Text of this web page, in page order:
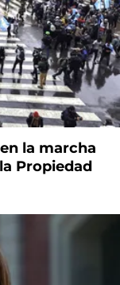
la marcha
Propiedad